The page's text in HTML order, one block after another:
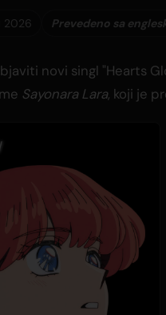
2026 Prevedeno sa
novi singl "Hearts
Sayonara Lara, koji je